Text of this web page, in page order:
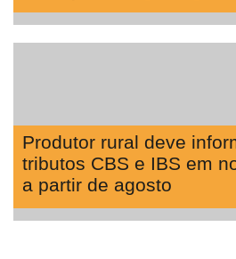
Produtor rural deve
tributos CBS e IBS em
a partir de agosto